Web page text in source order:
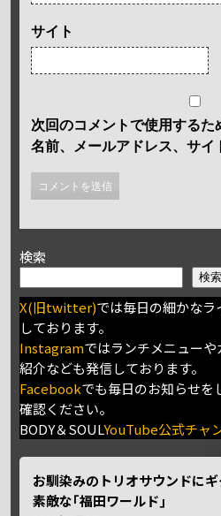
サイト
次回のコメントで使用するた
名前、メールアドレス、サイ
検索
検索
X(旧twitter)では毎日の細かな
しております。
Instagramではランチメニュー
紹介なども発信しております。
Facebookでも毎日のお知らせを
確認ください。
BODY＆SOULYouTube公式チャ
お馴染みのトリオサウンドに
素敵な｢福田ワールド｣